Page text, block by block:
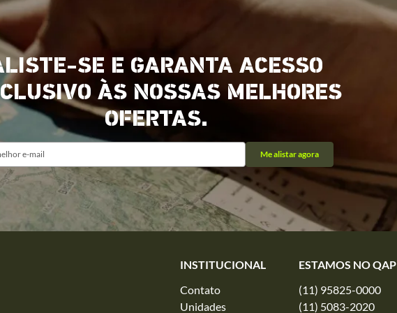
SE E GARANTA ACESSO
ÀS NOSSAS MELHORES
OFERTAS.
Me alistar agora
INSTITUCIONAL
Contato
Unidades
ESTAMOS NO QAP
(11) 95825-0000
(11) 5083-2020